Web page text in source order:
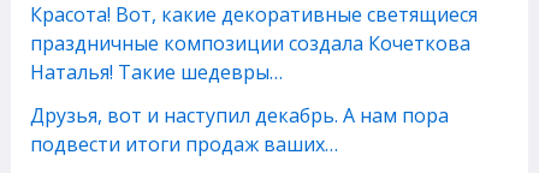
Красота! Вот, какие декоративные светящиеся
праздничные композиции создала Кочеткова
Наталья! Такие шедевры…
Друзья, вот и наступил декабрь. А нам пора
подвести итоги продаж ваших…